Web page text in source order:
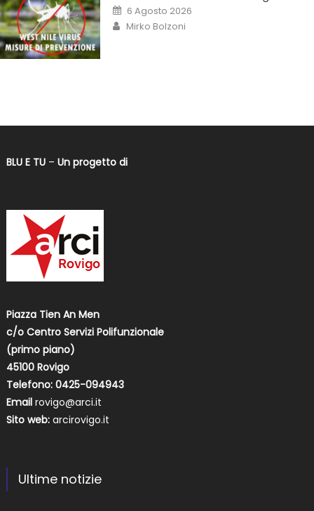
6 Agosto 2026
Mirko Bolzoni
BLU E TU– Un progetto di
Piazza Tien An Men
c/o Centro Servizi Polifunzionale
(primo piano)
45100 Rovigo
Telefono: 0425-094943
Email rovigo@arci.it
Sito web: arcirovigo.it
Ultime notizie